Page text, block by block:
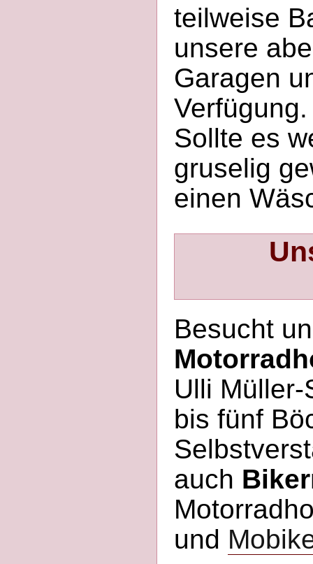
teilweise
unsere
Garagen
Verfügung.
Sollte es
gruselig
einen
Besucht
Ulli
bis fünf
auch
und